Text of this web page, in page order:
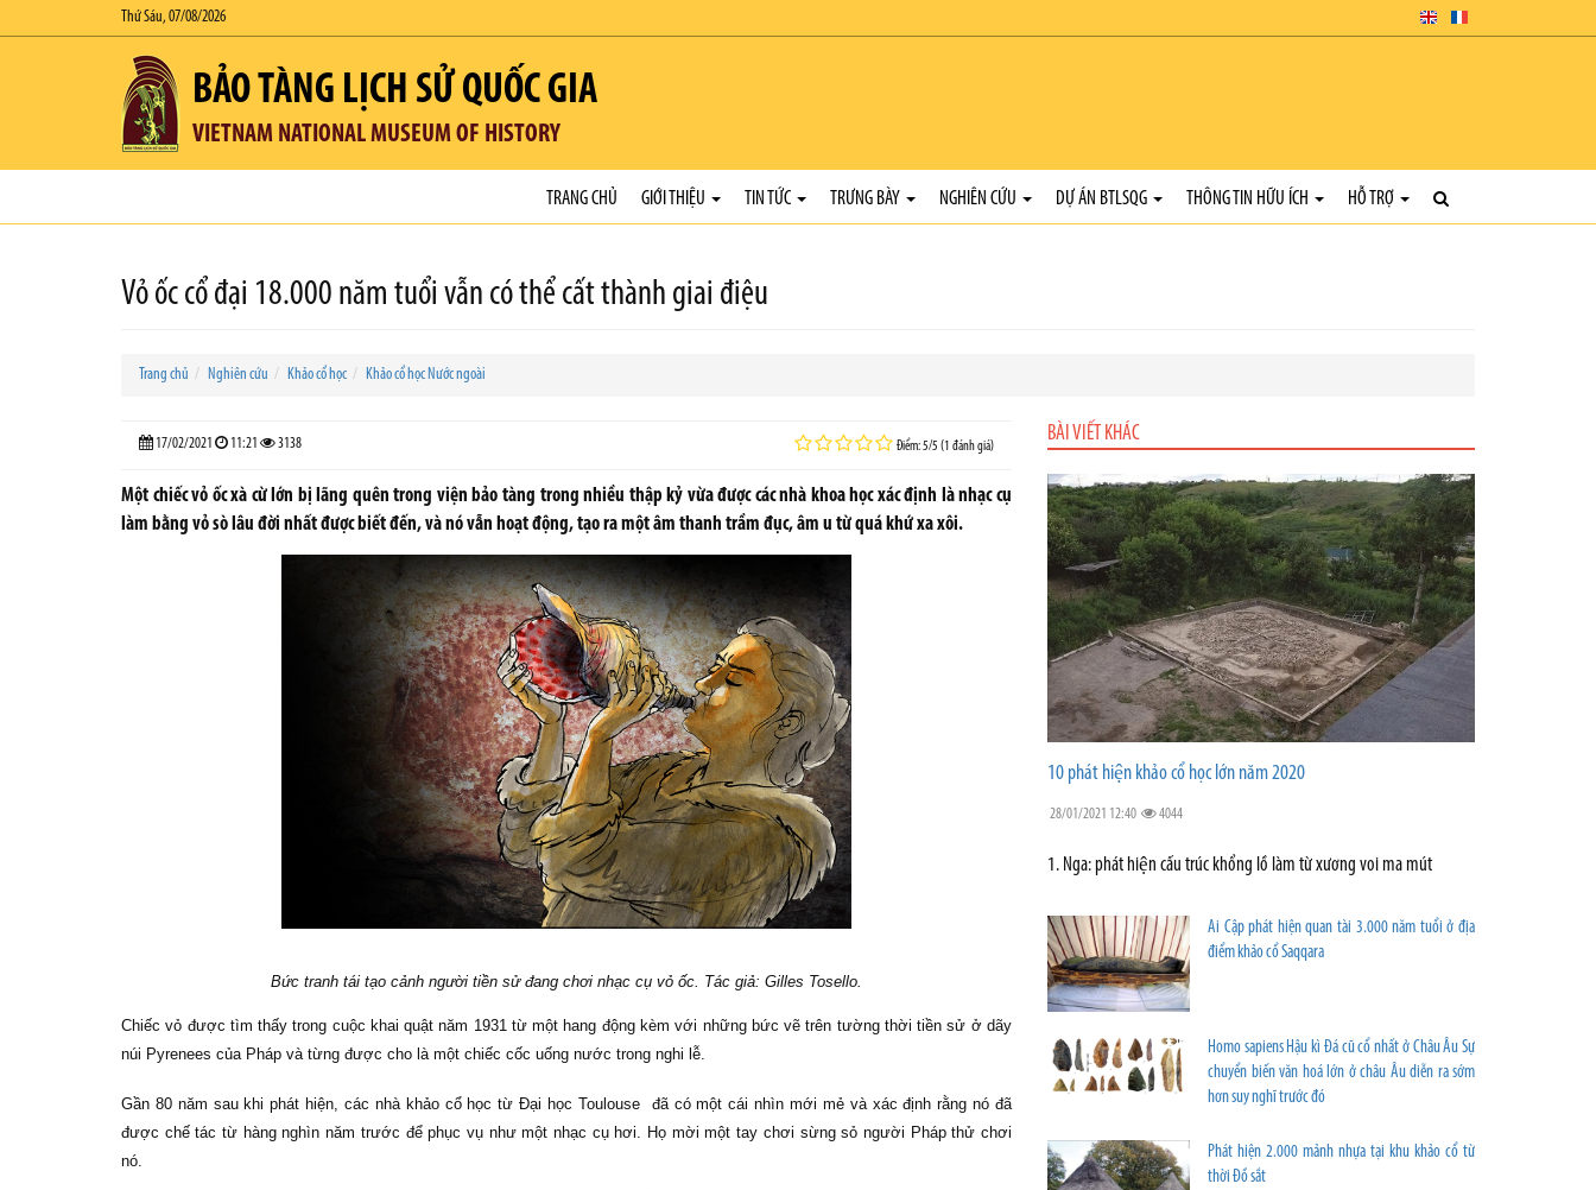
Thứ Sáu, 07/08/2026
BẢO TÀNG LỊCH SỬ QUỐC GIA
VIETNAM NATIONAL MUSEUM OF HISTORY
TRANG CHỦ GIỚI THIỆU TIN TỨC TRƯNG BÀY NGHIÊN CỨU DỰ ÁN BTLSQG THÔNG TIN HỮU ÍCH HỖ TRỢ
Vỏ ốc cổ đại 18.000 năm tuổi vẫn có thể cất thành giai điệu
Trang chủ Nghiên cứu Khảo cổ học Khảo cổ học Nước ngoài
17/02/2021 11:21 3138 Điểm: 5/5 (1 đánh giá)
Một chiếc vỏ ốc xà cừ lớn bị lãng quên trong viện bảo tàng trong nhiều thập kỷ vừa được các nhà khoa học xác định là nhạc cụ
làm bằng vỏ sò lâu đời nhất được biết đến, và nó vẫn hoạt động, tạo ra một âm thanh trầm đục, âm u từ quá khứ xa xôi.
Bức tranh tái tạo cảnh người tiền sử đang chơi nhạc cụ vỏ ốc. Tác giả: Gilles Tosello.
Chiếc vỏ được tìm thấy trong cuộc khai quật năm 1931 từ một hang động kèm với những bức vẽ trên tường thời tiền sử ở dãy
núi Pyrenees của Pháp và từng được cho là một chiếc cốc uống nước trong nghi lễ.
Gần 80 năm sau khi phát hiện, các nhà khảo cổ học từ Đại học Toulouse đã có một cái nhìn mới mẻ và xác định rằng nó đã
được chế tác từ hàng nghìn năm trước để phục vụ như một nhạc cụ hơi. Họ mời một tay chơi sừng sỏ người Pháp thử chơi
nó.
BÀI VIẾT KHÁC
10 phát hiện khảo cổ học lớn năm 2020
28/01/2021 12:40 4044
1. Nga: phát hiện cấu trúc khổng lồ làm từ xương voi ma mút
Ai Cập phát hiện quan tài 3.000 năm tuổi ở địa
điểm khảo cổ Saqqara
Homo sapiens Hậu kì Đá cũ cổ nhất ở Châu Âu Sự
chuyển biến văn hoá lớn ở châu Âu diễn ra sớm
hơn suy nghĩ trước đó
Phát hiện 2.000 mảnh nhựa tại khu khảo cổ từ
thời Đồ sắt